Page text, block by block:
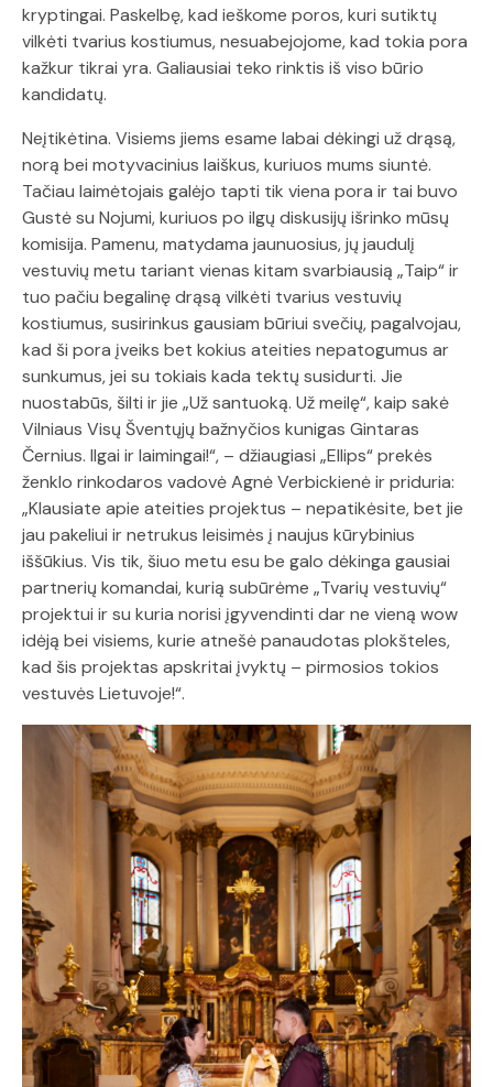
kryptingai. Paskelbę, kad ieškome poros, kuri sutiktų
vilkėti tvarius kostiumus, nesuabejojome, kad tokia pora
kažkur tikrai yra. Galiausiai teko rinktis iš viso būrio
kandidatų.
Neįtikėtina. Visiems jiems esame labai dėkingi už drąsą,
norą bei motyvacinius laiškus, kuriuos mums siuntė.
Tačiau laimėtojais galėjo tapti tik viena pora ir tai buvo
Gustė su Nojumi, kuriuos po ilgų diskusijų išrinko mūsų
komisija. Pamenu, matydama jaunuosius, jų jaudulį
vestuvių metu tariant vienas kitam svarbiausią „Taip“ ir
tuo pačiu begalinę drąsą vilkėti tvarius vestuvių
kostiumus, susirinkus gausiam būriui svečių, pagalvojau,
kad ši pora įveiks bet kokius ateities nepatogumus ar
sunkumus, jei su tokiais kada tektų susidurti. Jie
nuostabūs, šilti ir jie „Už santuoką. Už meilę“, kaip sakė
Vilniaus Visų Šventųjų bažnyčios kunigas Gintaras
Černius. Ilgai ir laimingai!“, – džiaugiasi „Ellips“ prekės
ženklo rinkodaros vadovė Agnė Verbickienė ir priduria:
„Klausiate apie ateities projektus – nepatikėsite, bet jie
jau pakeliui ir netrukus leisimės į naujus kūrybinius
iššūkius. Vis tik, šiuo metu esu be galo dėkinga gausiai
partnerių komandai, kurią subūrėme „Tvarių vestuvių“
projektui ir su kuria norisi įgyvendinti dar ne vieną wow
idėją bei visiems, kurie atnešė panaudotas plokšteles,
kad šis projektas apskritai įvyktų – pirmosios tokios
vestuvės Lietuvoje!“.